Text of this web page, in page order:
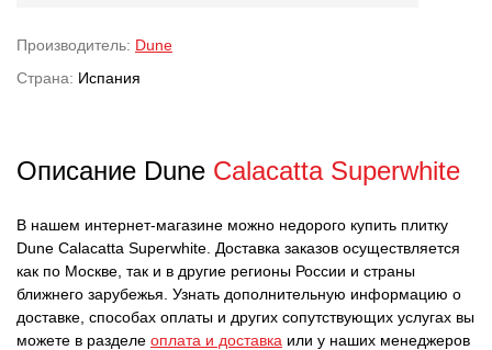
Производитель: Dune
Страна: Испания
Описание Dune Calacatta Superwhite
В нашем интернет-магазине можно недорого купить плитку
Dune Calacatta Superwhite. Доставка заказов осуществляется
как по Москве, так и в другие регионы России и страны
ближнего зарубежья. Узнать дополнительную информацию о
доставке, способах оплаты и других сопутствующих услугах вы
можете в разделе оплата и доставка или у наших менеджеров